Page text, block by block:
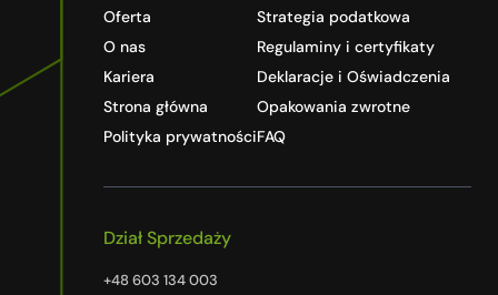
Oferta
O nas
Kariera
Strona główna
Polityka prywatności
Strategia podatkowa
Regulaminy i certyfikaty
Deklaracje i Oświadczenia
Opakowania zwrotne
FAQ
Dział Sprzedaży
+48 603 134 003